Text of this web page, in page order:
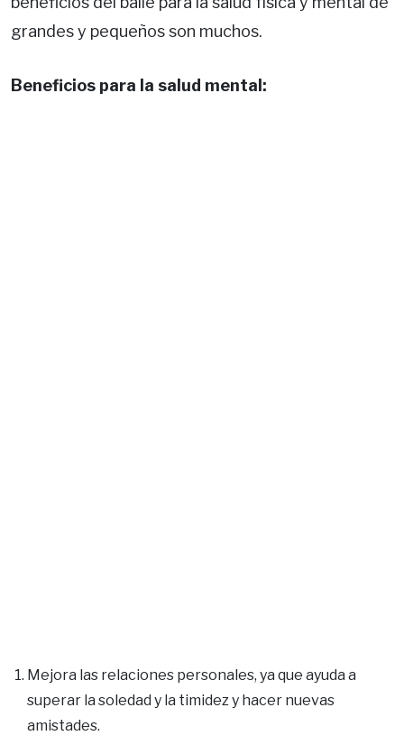
grandes y pequeños son muchos.
Beneficios para la salud mental:
Mejora las relaciones personales, ya que ayuda a
superar la soledad y la timidez y hacer nuevas
amistades.